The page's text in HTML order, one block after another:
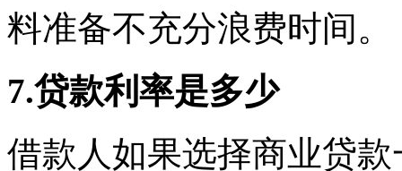
料准备不充分浪费时间。
7.贷款利率是多少
借款人如果选择商业贷